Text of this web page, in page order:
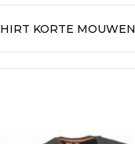
KORTE MOUWEN